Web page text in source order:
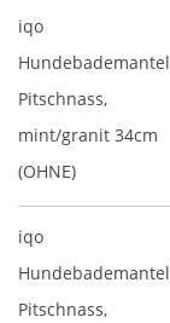
iqo
Hundebademantel
Pitschnass,
mint/granit 34cm
(OHNE)
iqo
Hundebademantel
Pitschnass,